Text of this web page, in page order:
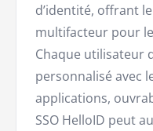
d’identité, offrant
multifacteur pour
Chaque utilisateur
personnalisé avec
applications,
SSO HelloID peut